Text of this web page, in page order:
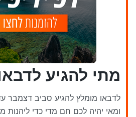
מתי להגיע
לדבאו מומלץ להגיע סביב דצמבר
ומאי יהיה לכם חם מדי כדי ליהנות